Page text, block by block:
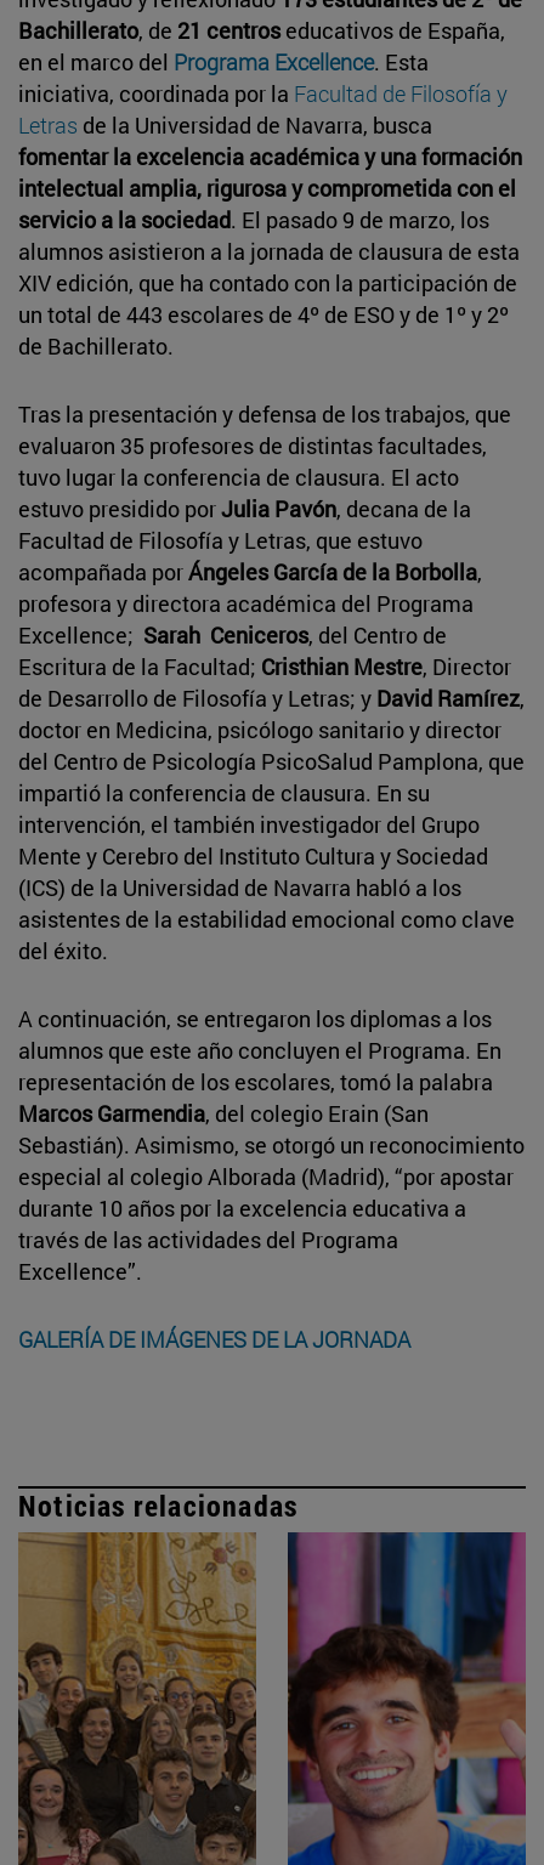
Bachillerato, de 21 centroseducativos de España,
en el marco del Programa Excellence. Esta
iniciativa, coordinada por la Facultad de Filosofía y
Letras de la Universidad de Navarra, busca
fomentar la excelencia académica y una formación
intelectual amplia, rigurosa y comprometida con el
servicio a la sociedad. El pasado 9 de marzo, los
alumnos asistieron a la jornada de clausura de esta
XIV edición, que ha contado con la participación de
un total de 443 escolares de 4º de ESO y de 1º y 2º
de Bachillerato.
Tras la presentación y defensa de los trabajos, que
evaluaron 35 profesores de distintas facultades,
tuvo lugar la conferencia de clausura. El acto
estuvo presidido porJulia Pavón, decana de la
Facultad de Filosofía y Letras, que estuvo
acompañada porÁngeles García de la Borbolla,
profesora y directora académica del Programa
Excellence; Sarah Ceniceros, del Centro de
Escritura de la Facultad; Cristhian Mestre, Director
de Desarrollo de Filosofía y Letras; y David Ramírez,
doctor en Medicina, psicólogo sanitario y director
del Centro de Psicología PsicoSalud Pamplona, que
impartió la conferencia de clausura. En su
intervención, el también investigador del Grupo
Mente y Cerebro del Instituto Cultura y Sociedad
(ICS) de la Universidad de Navarra habló a los
asistentes de la estabilidad emocional como clave
del éxito.
A continuación, se entregaron los diplomas a los
alumnos que este año concluyen el Programa. En
representación de los escolares, tomó la palabra
Marcos Garmendia, del colegio Erain (San
Sebastián). Asimismo, se otorgó un reconocimiento
especial al colegio Alborada (Madrid), “por apostar
durante 10 años por la excelencia educativa a
través de las actividades del Programa
Excellence”.
GALERÍA DE IMÁGENES DE LA JORNADA
Noticias relacionadas